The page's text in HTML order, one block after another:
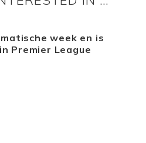
week en is
Premier League